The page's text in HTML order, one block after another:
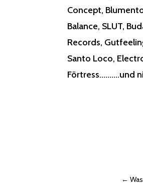
Concept,
Balance, SLUT,
Records,
Santo Loco,
Förtress……….und
←